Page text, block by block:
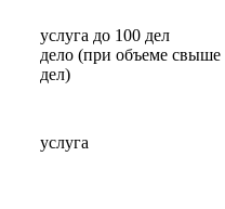
услуга до 100 дел
дело (при объеме свыше
дел)
услуга